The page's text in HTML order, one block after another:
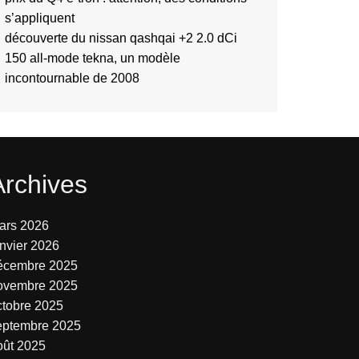
s’appliquent
découverte du nissan qashqai +2 2.0 dCi
150 all-mode tekna, un modèle
incontournable de 2008
2026
2026
2025
2025
2025
2025
2025